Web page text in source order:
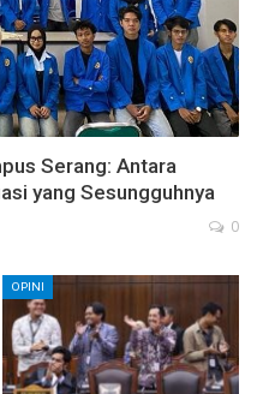
Serang: Antara
yang Sesungguhnya
0
OPINI